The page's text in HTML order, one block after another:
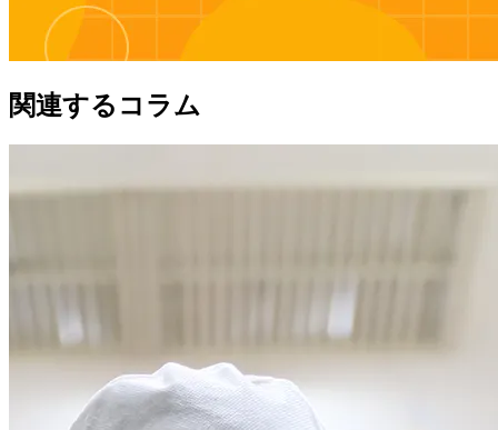
関連するコラム